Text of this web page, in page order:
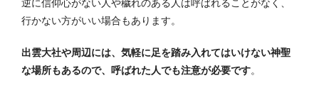
逆に信仰心がない人や穢れのある人は呼ばれることがなく、
行かない方がいい場合もあります。
出雲大社や周辺には、気軽に足を踏み入れてはいけない神聖
な場所もあるので、呼ばれた人でも注意が必要です。